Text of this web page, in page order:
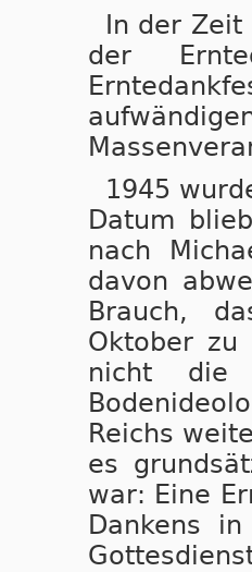
In der
der
1945
Datum
nach
davon
Brauch,
Oktober
nicht die
Reichs
es
war: Eine
Dankens